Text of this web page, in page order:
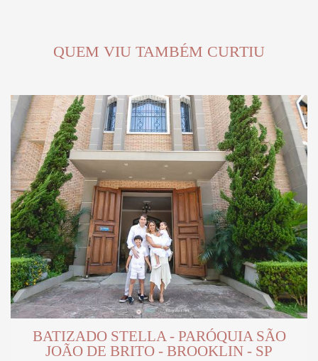
QUEM VIU TAMBÉM CURTIU
BATIZADO STELLA - PARÓQUIA SÃO
JOÃO DE BRITO - BROOKLIN - SP